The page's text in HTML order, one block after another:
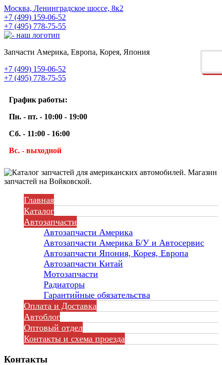
Москва, Ленинградское шоссе, 8к2
+7 (499) 159-06-52
+7 (495) 778-75-55
Запчасти Америка, Европа, Корея, Япония
+7 (499) 159-06-52
+7 (495) 778-75-55
График работы:
Пн. - пт. - 10:00 - 19:00
Сб. - 11:00 - 16:00
Вс. - выходной
Главная
Каталог
Автозапчасти
Автозапчасти Америка
Автозапчасти Америка Б/У и Автосервис
Автозапчасти Япония, Корея, Европа
Автозапчасти Китай
Мотозапчасти
Радиаторы
Гарантийные обязательства
Оплата и Доставка
Автоблог
Оптовый отдел
Контакты и схема проезда
Контакты